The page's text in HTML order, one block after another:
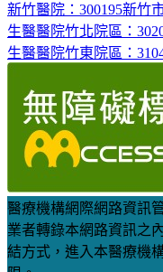
新竹醫院：300195新竹
生醫醫院竹北院區：
生醫醫院竹東院區：
醫療機構網際網路資訊
業者轉錄本網路資訊之
結方式，進入本醫療機